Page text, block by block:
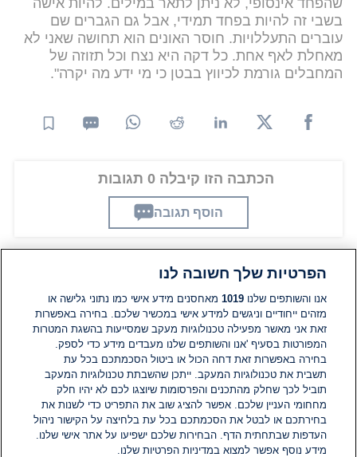
שהפחד אינסופי, לא ניתן לתאר במילים. להיות אישה
בשבי זה להיות בפחד תמידי, אבל גם הגברים שם
עוברים התעללויות. חוסר האונים הוא תחושה שאני לא
מאחלת לאף אחת. כל דקה היא נצח וכל תזוזה של
המחבלים גורמת לכיווץ בבטן כי מי ידע מה יקרה".
הכתבה הזו קיבלה 0 תגובות
הוסף תגובה
תגובות
אין עדיין תגובות. היה הראשון להגיב
הוסף תגובה
הפרטיות שלך חשובה לנו
אנו והשותפים שלנו1019 מאחסנים מידע אישי כמו נתוני גלישה או
מזהים ייחודיים וניגשים למידע אישי במכשיר שלכם. בחירה באפשרות
זאת אני מאשר מפעילה טכנולוגיות מעקב שמסייעות בהשגת המטרות
המפורטות בסעיף 'אנו והשותפים שלנו מעבדים מידע כדי לספק.
בחירה באפשרות זאת דחה הכול או ביטול הסכמתכם בכל עת
תשבית את טכנולוגיות המעקב. ייתכן שהשבתת טכנולוגיות המעקב
תוביל לכך שחלק מהתכנים והפרסומות שיוצגו לכם לא יהיו חלק
מחחומי העניין שלכם. אפשר להציג שוב את התפריט כדי לשנות את
בחירתכם או לבטל את הסכמתכם בכל עת בלחיצה על הקישור ניהול
העדפות שבתחתית הדף. הבחירות שלכם ישפיעו על אתר אישי שלנו.
מידע נוסף אפשר למצוא במדיניות הפרטיות שלנו.